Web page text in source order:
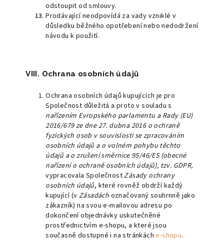
odstoupit od smlouvy.
Prodávající neodpovídá za vady vzniklé v
důsledku běžného opotřebení nebo nedodržení
návodu k použití.
VIII. Ochrana osobních údajů
Ochrana osobních údajů kupujících je pro
Společnost důležitá a proto v souladu s
nařízením Evropského parlamentu a Rady (EU)
2016/679 ze dne 27. dubna 2016 o ochraně
fyzických osob v souvislosti se zpracováním
osobních údajů a o volném pohybu těchto
údajů a o zrušení směrnice 95/46/ES (obecné
nařízení o ochraně osobních údajů), tzv. GDPR,
vypracovala SpolečnostZásady ochrany
osobních údajů, které rovněž obdrží každý
kupující (v Zásadách označovaný souhrnně jako
zákazník) na svou e-mailovou adresu po
dokončení objednávky uskutečněné
prostřednictvím e-shopu, a které jsou
současně dostupné i na stránkáche-shopu.